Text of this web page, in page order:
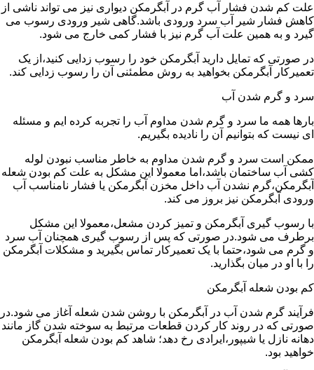
علت کم شدن فشار آب گرم در آبگرمکن دیواری نیز می تواند ناشی از
کاهش فشار شیر آب سرد ورودی باشد.گاهی شیر ورودی رسوب می
گیرد و به همین علت آب گرم نیز با فشار کمی خارج می شود.
در صورتی که تمایل دارید آبگرمکن خود را رسوب زدایی کنید،از یک
تعمیرکار آبگرمکن بخواهید به روش مطمئنی آن را رسوب زدایی کند.
سرد و گرم شدن آب
بارها همه ما سرد و گرم شدن مداوم آب را تجربه کرده ایم و مسئله
ای نیست که بتوانیم آن را نادیده بگیریم.
ممکن است سرد و گرم شدن مداوم به خاطر مناسب نبودن لوله
کشی آب ساختمان باشد،اما معمولا این مشکل به علت کم بودن شعله
آبگرمکن،گرم نشدن آب داخل مخزن آبگرمکن یا فشار نامناسب آب
ورودی آبگرمکن نیز بروز می کند.
با رسوب گیری آبگرمکن و تمیز کردن مشعل،معمولا این مشکل
برطرف می شود.در صورتی که پس از رسوب گیری همچنان آب سرد
و گرم می شود،حتما با یک تعمیرکار تماس بگیرید و مشکلات آبگرمکن
را با او در میان بگذارید.
کم بودن شعله آبگرمکن
فرآیند گرم شدن آب در آبگرمکن با روشن شدن شعله آغاز می شود.در
صورتی که در روند کار کردن قطعات مرتبط به سوخته شدن گاز مانند
دهانه نازل یا شیپور،ایرادی رخ دهد؛ شاهد کم بودن شعله آبگرمکن
خواهید بود.